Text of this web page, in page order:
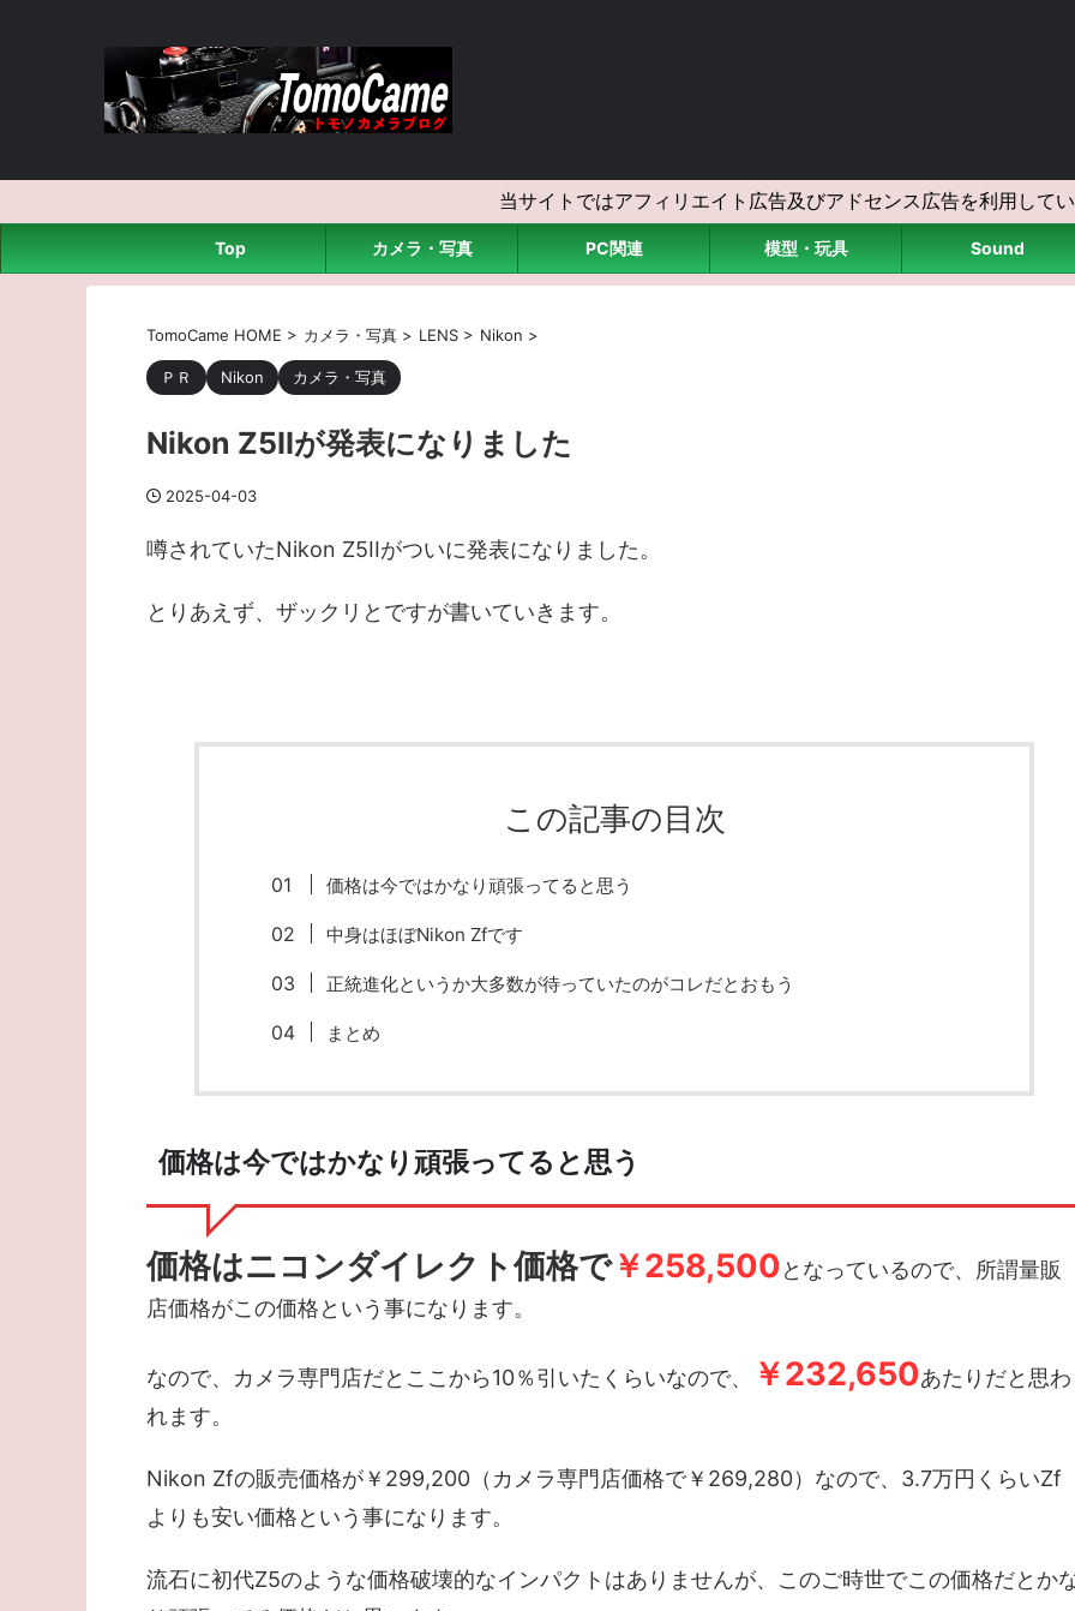
当サイトではアフィリエイト広告及びアドセンス広告を利用して
Top カメラ・写真 PC関連 模型・玩具 Sound
TomoCame HOME > カメラ・写真 > LENS > Nikon >
ＰＲ Nikon カメラ・写真
Nikon Z5IIが発表になりました
2025-04-03
噂されていたNikon Z5IIがついに発表になりました。
とりあえず、ザックリとですが書いていきます。
この記事の目次
価格は今ではかなり頑張ってると思う
中身はほぼNikon Zfです
正統進化というか大多数が待っていたのがコレだとおもう
まとめ
価格は今ではかなり頑張ってると思う
価格はニコンダイレクト価格で￥258,500となっているので、所謂量販
店価格がこの価格という事になります。
なので、カメラ専門店だとここから10％引いたくらいなので、 ￥232,650あたりだと思わ
れます。
Nikon Zfの販売価格が￥299,200（カメラ専門店価格で￥269,280）なので、3.7万円くらいZf
よりも安い価格という事になります。
流石に初代Z5のような価格破壊的なインパクトはありませんが、このご時世でこの価格だとか